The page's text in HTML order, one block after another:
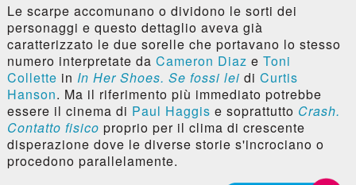
Le scarpe accomunano o dividono le sorti dei
personaggi e questo dettaglio aveva già
caratterizzato le due sorelle che portavano lo stesso
numero interpretate da Cameron Diaz e Toni
Collette in In Her Shoes. Se fossi lei di Curtis
Hanson. Ma il riferimento più immediato potrebbe
essere il cinema di Paul Haggis e soprattutto Crash.
Contatto fisico proprio per il clima di crescente
disperazione dove le diverse storie s'incrociano o
procedono parallelamente.